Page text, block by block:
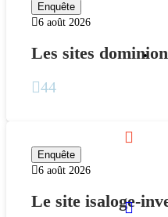
Enquête
6 août 2026
Les sites
44
Enquête
6 août 2026
Le site isaloge-